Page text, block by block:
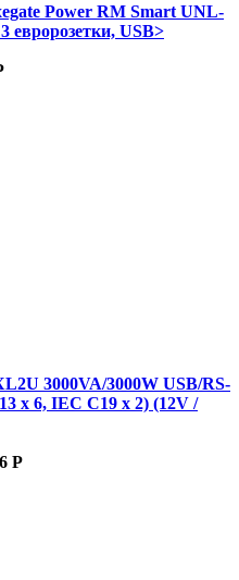
Power RM Smart UNL-
евророзетки, USB>
3000VA/3000W USB/RS-
x 6, IEC C19 x 2) (12V /
Р